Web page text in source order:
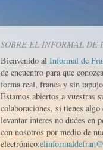
SOBRE EL INFORMAL DE
Bienvenido al Informal de
de encuentro para que
forma real, franca y sin
Estamos abiertos a vuestras
colaboraciones, si tienes algo
levantar interes no dudes en
con nosotros por medio de
electrónico: